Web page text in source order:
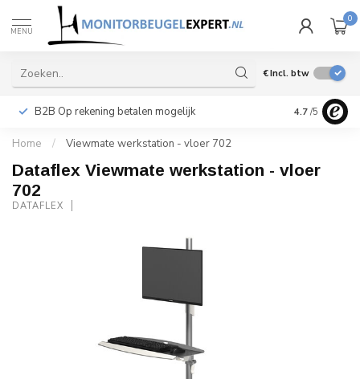
MENU
0
€Incl. btw
B2B Op rekening betalen mogelijk Levering
4.7 /5
Home / Viewmate werkstation - vloer 702
Dataflex Viewmate werkstation - vloer
702
DATAFLEX